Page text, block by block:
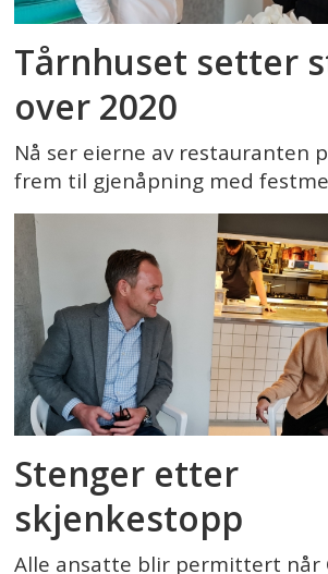
Tårnhuset setter
over 2020
Nå ser eierne av restauranten
frem til gjenåpning med
Stenger etter
skjenkestopp
Alle ansatte blir permittert når